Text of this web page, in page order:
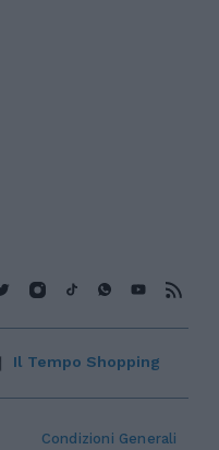
Condizioni Generali
Il Tempo Shopping